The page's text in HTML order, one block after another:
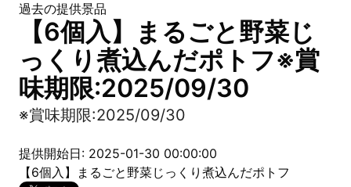
過去の提供景品
【6個入】まるごと野菜じ
っくり煮込んだポトフ※賞
味期限:2025/09/30
※賞味期限:2025/09/30
提供開始日: 2025-01-30 00:00:00
【6個入】まるごと野菜じっくり煮込んだポトフ